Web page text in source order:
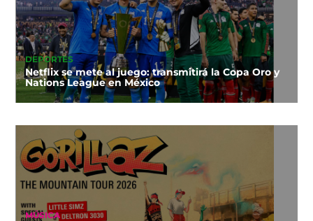
DEPORTES
Netflix se mete al juego: transmitirá la Copa Oro y
Nations League en México
MÚSICA